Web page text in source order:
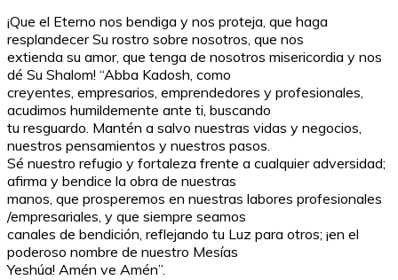
¡Que el Eterno nos bendiga y nos proteja, que haga
resplandecer Su rostro sobre nosotros, que nos
extienda su amor, que tenga de nosotros misericordia y nos
dé Su Shalom! “Abba Kadosh, como
creyentes, empresarios, emprendedores y profesionales,
acudimos humildemente ante ti, buscando
tu resguardo. Mantén a salvo nuestras vidas y negocios,
nuestros pensamientos y nuestros pasos.
Sé nuestro refugio y fortaleza frente a cualquier adversidad;
afirma y bendice la obra de nuestras
manos, que prosperemos en nuestras labores profesionales
/empresariales, y que siempre seamos
canales de bendición, reflejando tu Luz para otros; ¡en el
poderoso nombre de nuestro Mesías
Yeshúa! Amén ve Amén”.